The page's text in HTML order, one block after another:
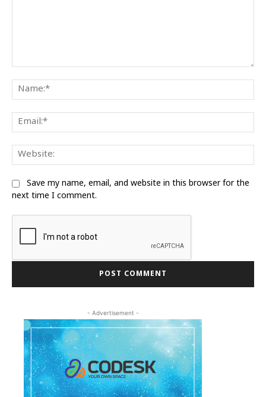
Save my name, email, and website in this browser for the
next time I comment.
- Advertisement -